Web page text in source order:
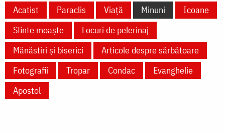
Acatist Paraclis Viață Minuni
Icoane
Sfinte moaște
Locuri de pelerinaj
Mănăstiri și biserici
Articole despre sărbătoare
Fotografii
Tropar Condac
Evanghelie
Apostol